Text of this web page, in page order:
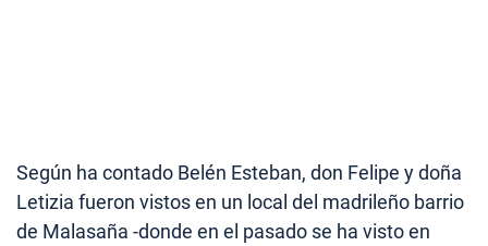
Según ha contado Belén Esteban, don Felipe y doña
Letizia fueron vistos en un local del madrileño barrio
de Malasaña -donde en el pasado se ha visto en